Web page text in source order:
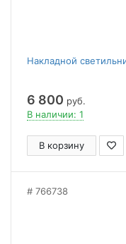
Накладной
6 800 руб.
В наличии: 1
В корзину
766738